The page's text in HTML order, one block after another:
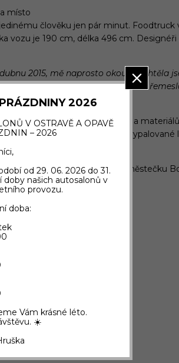
2026
V OSTRAVĚ A OPAVĚ
– 2026
od 29. 06. 2026 do 31.
našich autosalonů v
provozu.
doba:
Vám krásné léto.
☀️
místo
člověku jen pár minut.
vozu je 190 cm, délka 496 cm.
2015, mě naprosto okouzlil. Chtěla
vysvětlovat, v čem tkví naše
Jeho zařízení z nerezové oceli a
Jejich lastury jsou
dne žen. K vidění je v městečku